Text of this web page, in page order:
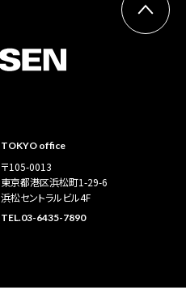
TOKYO office
〒105-0013
東京都港区浜松町1-29-6
浜松セントラルビル4F
TEL.03-6435-7890